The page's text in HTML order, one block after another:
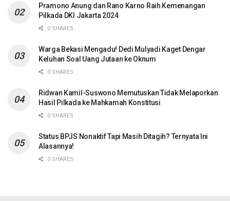
Pramono Anung dan Rano Karno Raih Kemenangan
Pilkada DKI Jakarta 2024
0 SHARES
Warga Bekasi Mengadu! Dedi Mulyadi Kaget Dengar
Keluhan Soal Uang Jutaan ke Oknum
0 SHARES
Ridwan Kamil-Suswono Memutuskan Tidak Melaporkan
Hasil Pilkada ke Mahkamah Konstitusi
0 SHARES
Status BPJS Nonaktif Tapi Masih Ditagih? Ternyata Ini
Alasannya!
0 SHARES